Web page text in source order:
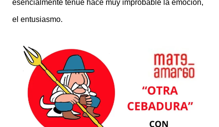
esencialmente tenue hace muy improbable la emoción,
el entusiasmo.